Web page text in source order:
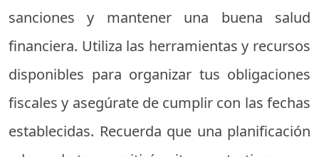
sancionesy mantener una buena salud
financiera. Utiliza las herramientasy recursos
disponibles para organizar tus obligaciones
fiscalesy asegúrate de cumplir con lasfechas
establecidas. Recuerda que una planificación